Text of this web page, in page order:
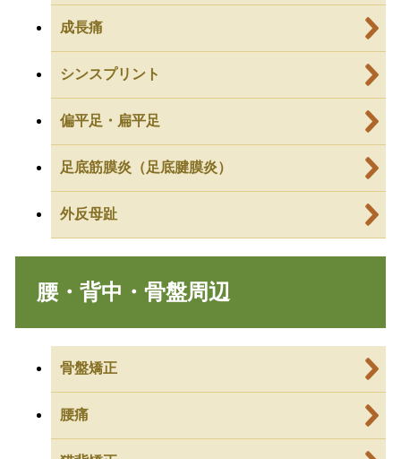
成長痛
シンスプリント
偏平足・扁平足
足底筋膜炎（足底腱膜炎）
外反母趾
腰・背中・骨盤周辺
骨盤矯正
腰痛